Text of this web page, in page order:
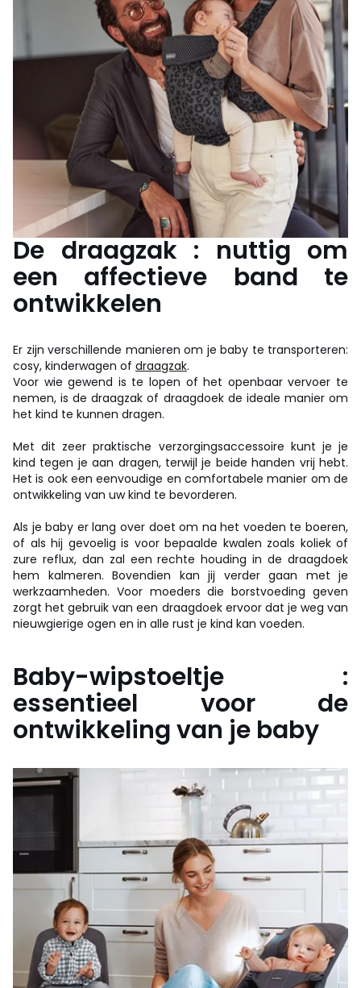
De draagzak : nuttig om
een affectieve band te
ontwikkelen
Er zijn verschillende manieren om je baby te transporteren:
cosy, kinderwagen of draagzak.
Voor wie gewend is te lopen of het openbaar vervoer te
nemen, is de draagzak of draagdoek de ideale manier om
het kind te kunnen dragen.
Met dit zeer praktische verzorgingsaccessoire kunt je je
kind tegen je aan dragen, terwijl je beide handen vrij hebt.
Het is ook een eenvoudige en comfortabele manier om de
ontwikkeling van uw kind te bevorderen.
Als je baby er lang over doet om na het voeden te boeren,
of als hij gevoelig is voor bepaalde kwalen zoals koliek of
zure reflux, dan zal een rechte houding in de draagdoek
hem kalmeren. Bovendien kan jij verder gaan met je
werkzaamheden. Voor moeders die borstvoeding geven
zorgt het gebruik van een draagdoek ervoor dat je weg van
nieuwgierige ogen en in alle rust je kind kan voeden.
Baby-wipstoeltje :
essentieel voor de
ontwikkeling van je baby